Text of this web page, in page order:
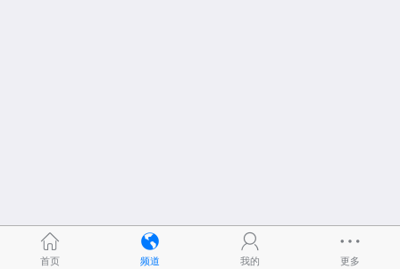
首页 频道 我的 更多